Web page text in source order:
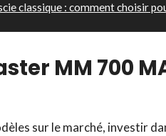
classique : comment choisir
MM 700
sur le marché, investir